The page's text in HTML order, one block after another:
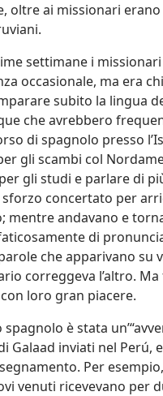
oltre ai missionari
settimane i
occasionale, ma era
subito la lingua
che avrebbero
di spagnolo presso
gli scambi col
gli studi e parlare di
sforzo concertato per
mentre andavano e
di
che apparivano su
correggeva l’altro. Ma
loro gran piacere.
è stata
Galaad inviati nel Perú,
Per
venuti ricevevano per